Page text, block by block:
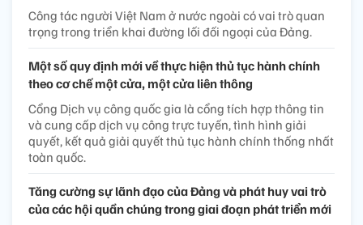
Công tác người Việt Nam ở nước ngoài có vai trò quan
trọng trong triển khai đường lối đối ngoại của Đảng.
Một số quy định mới về thực hiện thủ tục hành chính
theo cơ chế một cửa, một cửa liên thông
Cổng Dịch vụ công quốc gia là cổng tích hợp thông tin
và cung cấp dịch vụ công trực tuyến, tình hình giải
quyết, kết quả giải quyết thủ tục hành chính thống nhất
toàn quốc.
Tăng cường sự lãnh đạo của Đảng và phát huy vai trò
của các hội quần chúng trong giai đoạn phát triển mới